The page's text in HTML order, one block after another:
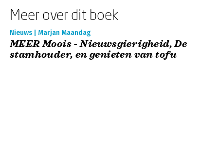
Meer over dit boek
Nieuws | Marjan Maandag
MEER Moois - Nieuwsgierigheid, De
stamhouder, en genieten van tofu